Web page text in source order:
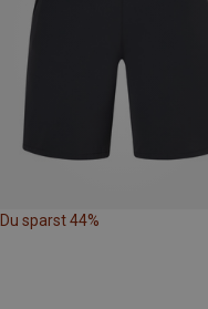
Du sparst 44%